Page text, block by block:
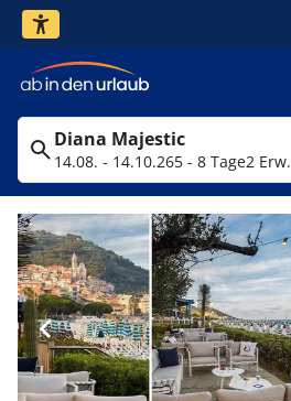
Diana Majestic
14.08. - 14.10.265 - 8 Tage2 Erw.